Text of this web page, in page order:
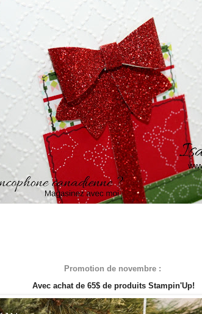
Promotion de novembre :
Avec achat de 65$ de produits Stampin'Up!